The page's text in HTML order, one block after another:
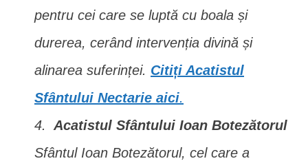
pentru cei care se luptă cu boala și
durerea, cerând intervenția divină și
alinarea suferinței. Citiți Acatistul
Sfântului Nectarie aici.
Acatistul Sfântului Ioan Botezătorul
Sfântul Ioan Botezătorul, cel care a